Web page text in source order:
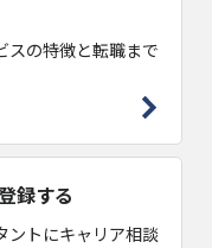
スの特徴と転職まで
録する
ントにキャリア相談